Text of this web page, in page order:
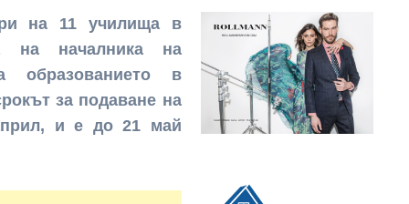
на 11 училища в
на началника на
образованието в
за подаване на
и е до 21 май